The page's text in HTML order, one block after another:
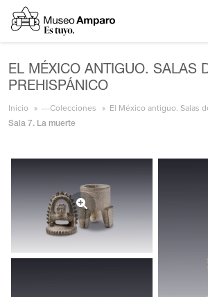
EL MÉXICO ANTIGUO. SALAS
PREHISPÁNICO
Inicio ---Colecciones El México antiguo. Salas
Sala 7. La muerte